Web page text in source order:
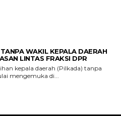
WAKIL KEPALA DAERAH
LINTAS FRAKSI DPR
kepala daerah (Pilkada) tanpa
mengemuka di...